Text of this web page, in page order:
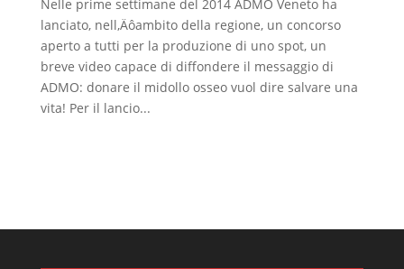
Nelle prime settimane del 2014 ADMO Veneto ha
lanciato, nell‚Äôambito della regione, un concorso
aperto a tutti per la produzione di uno spot, un
breve video capace di diffondere il messaggio di
ADMO: donare il midollo osseo vuol dire salvare una
vita! Per il lancio...